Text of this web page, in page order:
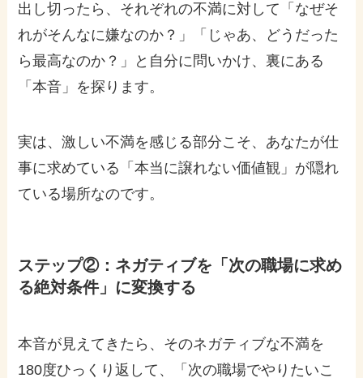
出し切ったら、それぞれの不満に対して「なぜそ
れがそんなに嫌なのか？」「じゃあ、どうだった
ら最高なのか？」と自分に問いかけ、裏にある
「本音」を探ります。
実は、激しい不満を感じる部分こそ、あなたが仕
事に求めている「本当に譲れない価値観」が隠れ
ている場所なのです。
ステップ②：ネガティブを「次の職場に求め
る絶対条件」に変換する
本音が見えてきたら、そのネガティブな不満を
180度ひっくり返して、「次の職場でやりたいこ